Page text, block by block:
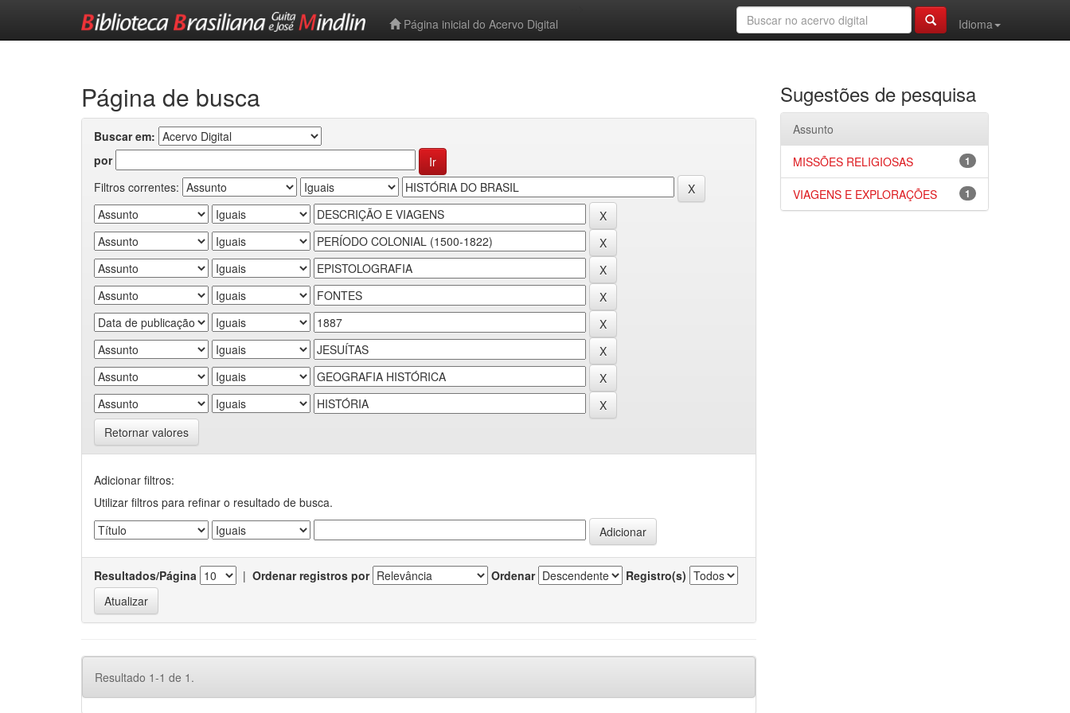
Página inicial do Acervo Digital
Idioma
Página de busca
Buscar em:
por
Filtros correntes:
Retornar valores
Adicionar filtros:
Utilizar filtros para refinar o resultado de busca.
Resultados/Página | Ordenar registros por Ordenar Registro(s)
Resultado 1-1 de 1.
Sugestões de pesquisa
Assunto
1
MISSÕES RELIGIOSAS
1
VIAGENS E EXPLORAÇÕES